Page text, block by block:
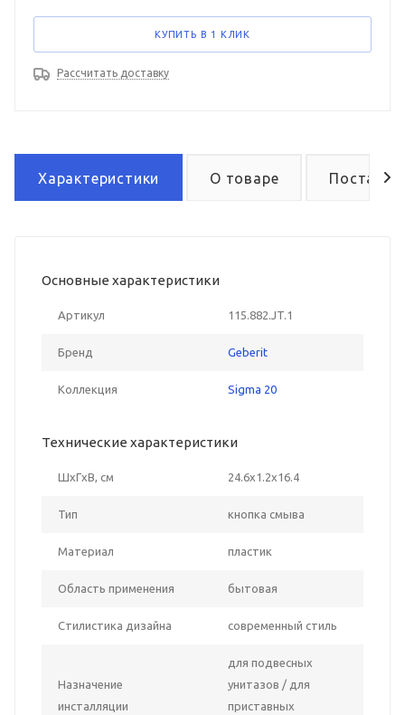
КУПИТЬ В 1 КЛИК
Рассчитать доставку
Характеристики О товаре Поставка
Основные характеристики
Артикул 115.882.JT.1
Бренд Geberit
Коллекция Sigma 20
Технические характеристики
ШxГxВ, см 24.6x1.2x16.4
Тип кнопка смыва
Материал пластик
Область применения бытовая
Стилистика дизайна современный стиль
Назначение
инсталляции
для подвесных
унитазов / для
приставных